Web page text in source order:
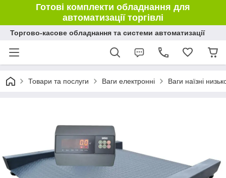
Готові комплекти обладнання для
автоматизації торгівлі
Торгово-касове обладнання та системи автоматизації
Товари та послуги Ваги електронні Ваги наїзні